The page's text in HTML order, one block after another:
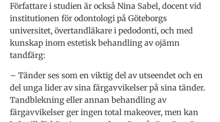
Författare i studien är också Nina Sabel, docent vid
institutionen för odontologi på Göteborgs
universitet, övertandläkare i pedodonti, och med
kunskap inom estetisk behandling av ojämn
tandfärg:
– Tänder ses som en viktig del av utseendet och en
del unga lider av sina färgavvikelser på sina tänder.
Tandblekning eller annan behandling av
färgavvikelser ger ingen total makeover, men kan